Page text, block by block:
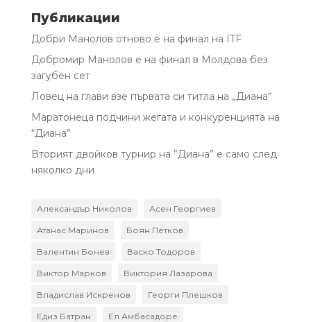
Публикации
Добри Манолов отново е на финал на ITF
Добромир Манолов е на финал в Молдова без
загубен сет
Ловец на глави взе първата си титла на „Диана“
Маратонеца подчини жегата и конкуренцията на
“Диана”
Вторият двойков турнир на ”Диана” е само след
няколко дни
Александър Николов Асен Георгиев
Атанас Маринов Боян Петков
Валентин Бонев Васко Тодоров
Виктор Марков Виктория Лазарова
Владислав Искренов Георги Плешков
Едиз Батран Ел Амбасадоре